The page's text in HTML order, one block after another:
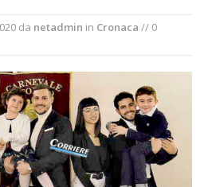
stanzia oltre 38mila euro per il
ha avviato la richiesta di calamità
la siccità estrema e gli incendi
fa l’ingresso a Vercelli
mons. Marco Arnolfo
da netadmin in Cronaca // 0